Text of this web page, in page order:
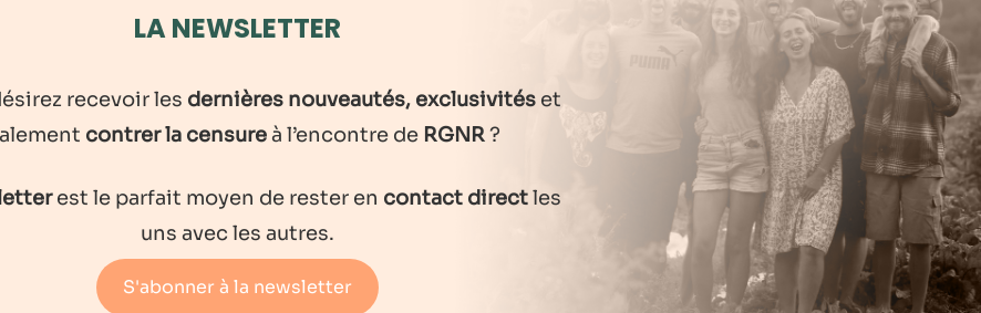
LA NEWSLETTER
recevoir les dernières nouveautés, exclusivités et
contrer la censureà l’encontre de RGNR?
est le parfait moyen de rester en contact directles
uns avec les autres.
S'abonner à la newsletter